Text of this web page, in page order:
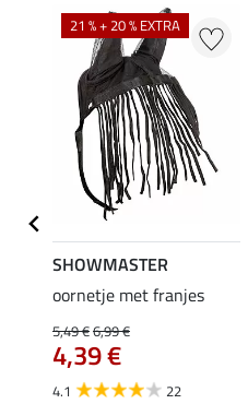
21 % + 20 % EXTRA
SHOWMASTER
oornetje met franjes
5,49 €6,99 €
4,39 €
4.1 22